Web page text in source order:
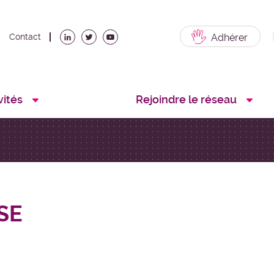
Contact
ADDM
Menu
CTA
Adhérer
Rejoindre le réseau